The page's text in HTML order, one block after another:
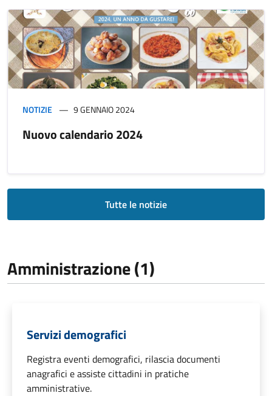
NOTIZIE 9 GENNAIO 2024
Nuovo calendario 2024
Tutte le notizie
Amministrazione (1)
Servizi demografici
Registra eventi demografici, rilascia documenti
anagrafici e assiste cittadini in pratiche
amministrative.